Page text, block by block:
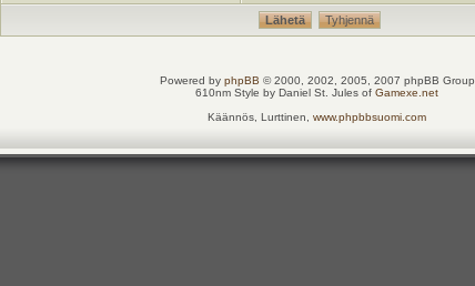
Powered by phpBB © 2000, 2002, 2005, 2007 phpBB Group
610nm Style by Daniel St. Jules ofGamexe.net
Käännös, Lurttinen,www.phpbbsuomi.com